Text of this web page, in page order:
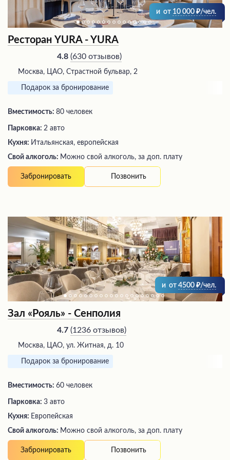
и от 10 000 /чел.
Ресторан YURA - YURA
4.8 (630 отзывов)
Москва, ЦАО, Страстной бульвар, 2
Подарок за бронирование
Вместимость: 80 человек
Парковка: 2 авто
Кухня: Итальянская, европейская
Свой алкоголь: Можно свой алкоголь, за доп. плату
Забронировать Позвонить
и от 4500 /чел.
Зал «Рояль» - Сенполия
4.7 (1236 отзывов)
Москва, ЦАО, ул. Житная, д. 10
Подарок за бронирование
Вместимость: 60 человек
Парковка: 3 авто
Кухня: Европейская
Свой алкоголь: Можно свой алкоголь, за доп. плату
Забронировать Позвонить